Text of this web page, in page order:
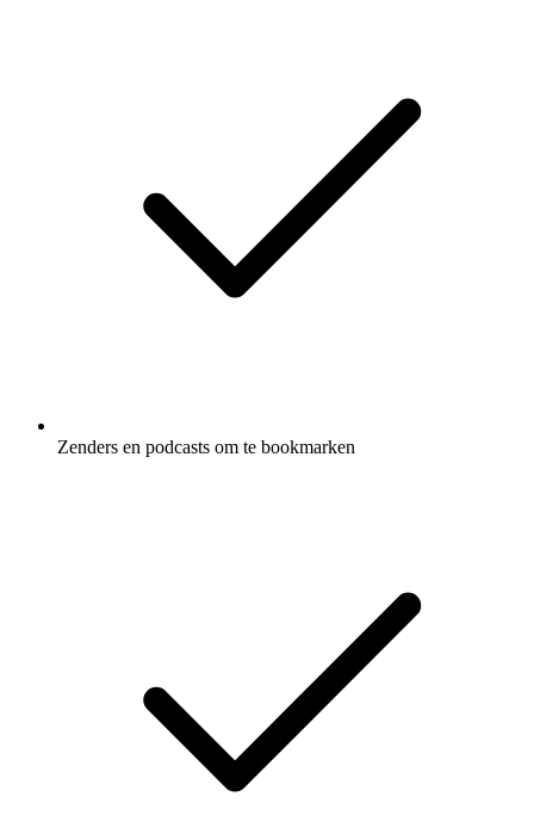
Zenders en podcasts om te bookmarken